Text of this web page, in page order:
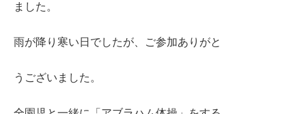
ました。
雨が降り寒い日でしたが、ご参加ありがと
うございました。